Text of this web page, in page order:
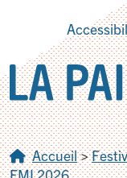
Accueil>